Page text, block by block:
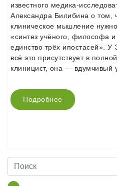
известного медика-
Александра Билибина о том,
клиническое мышление
«синтез учёного, философа и
единство трёх ипостасей».
всё это присутствует в
клиницист, она — вдумчивый
Подробнее